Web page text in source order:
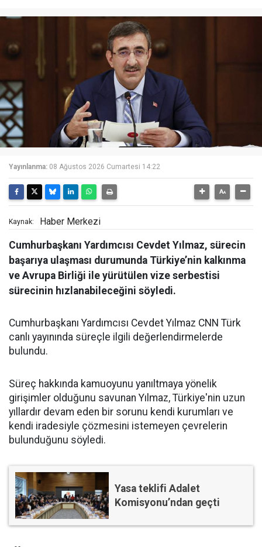
Yayınlanma: 08 Ağustos 2026 Cumartesi 14:22
Kaynak: Haber Merkezi
Cumhurbaşkanı Yardımcısı Cevdet Yılmaz, sürecin
başarıya ulaşması durumunda Türkiye’nin kalkınma
ve Avrupa Birliği ile yürütülen vize serbestisi
sürecinin hızlanabileceğini söyledi.
Cumhurbaşkanı Yardımcısı Cevdet Yılmaz CNN Türk
canlı yayınında süreçle ilgili değerlendirmelerde
bulundu.
Süreç hakkında kamuoyunu yanıltmaya yönelik
girişimler olduğunu savunan Yılmaz, Türkiye'nin uzun
yıllardır devam eden bir sorunu kendi kurumları ve
kendi iradesiyle çözmesini istemeyen çevrelerin
bulunduğunu söyledi.
Yasa teklifi Adalet
Komisyonu’ndan geçti